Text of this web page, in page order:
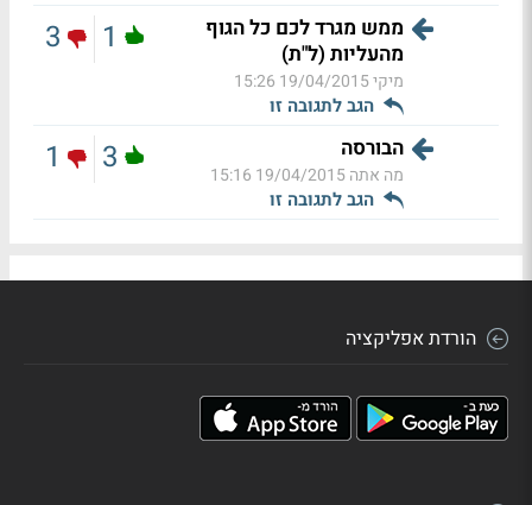
ממש מגרד לכם כל הגוף
מהעליות (ל"ת)
מיקי19/04/2015 15:26
הגב לתגובה זו
1
3
הבורסה
מה אתה19/04/2015 15:16
הגב לתגובה זו
3
1
הורדת אפליקציה